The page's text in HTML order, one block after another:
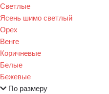
Светлые
Ясень шимо светлый
Орех
Венге
Коричневые
Белые
Бежевые
По размеру